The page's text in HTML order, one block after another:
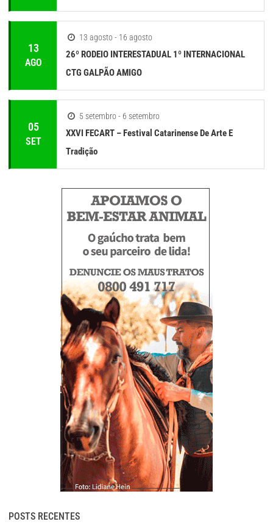
13
AGO
13 agosto - 16 agosto
26º RODEIO INTERESTADUAL 1º INTERNACIONAL
CTG GALPÃO AMIGO
05
SET
5 setembro - 6 setembro
XXVI FECART – Festival Catarinense De Arte E
Tradição
POSTS RECENTES